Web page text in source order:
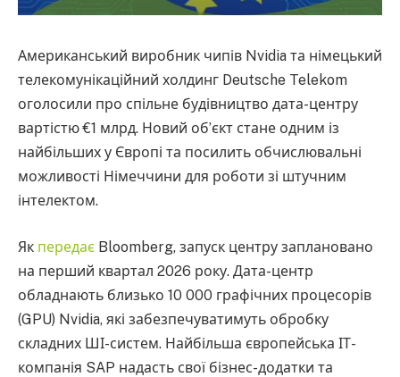
Американський виробник чипів Nvidia та німецький
телекомунікаційний холдинг Deutsche Telekom
оголосили про спільне будівництво дата-центру
вартістю €1 млрд. Новий об’єкт стане одним із
найбільших у Європі та посилить обчислювальні
можливості Німеччини для роботи зі штучним
інтелектом.
Як передає Bloomberg, запуск центру заплановано
на перший квартал 2026 року. Дата-центр
обладнають близько 10 000 графічних процесорів
(GPU) Nvidia, які забезпечуватимуть обробку
складних ШІ-систем. Найбільша європейська ІТ-
компанія SAP надасть свої бізнес-додатки та